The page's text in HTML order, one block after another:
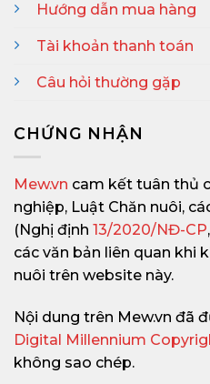
Hướng dẫn mua hàng
Tài khoản thanh toán
Câu hỏi thường gặp
CHỨNG NHẬN
Mew.vn cam kết tuân thủ
nghiệp, Luật Chăn nuôi,
(Nghị định 13/2020/NĐ-CP,
các văn bản liên quan khi
nuôi trên website này.
Nội dung trên Mew.vn đã
Digital Millennium
không sao chép.